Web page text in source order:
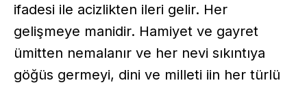
ifadesi ile acizlikten ileri gelir. Her
gelişmeye manidir. Hamiyet ve gayret
ümitten nemalanır ve her nevi sıkıntıya
göğüs germeyi, dini ve milleti iin her türlü